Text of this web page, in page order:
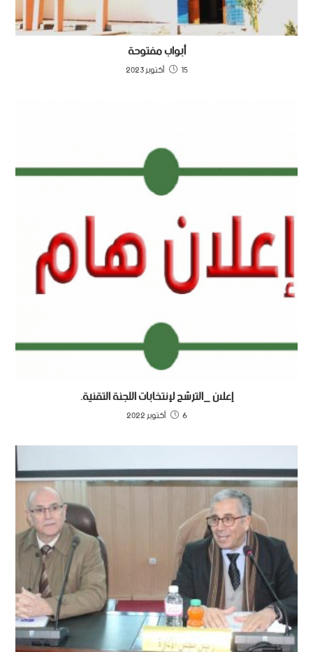
أبواب مفتوحة
15 أكتوبر 2023
إعلان _الترشح لإنتخابات اللجنة التقنية.
6 أكتوبر 2022